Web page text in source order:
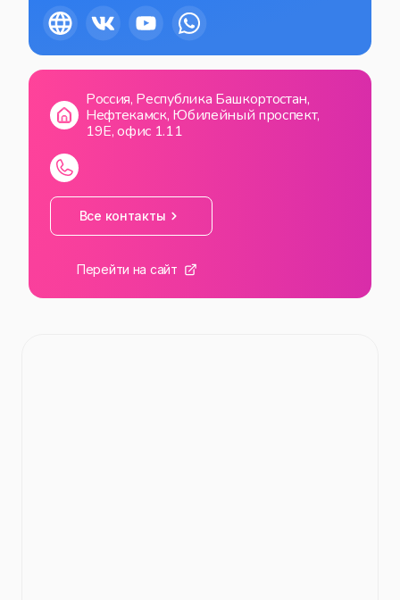
Россия, Республика Башкортостан,
Нефтекамск, Юбилейный проспект,
19Е, офис 1.11
Все контакты
Перейти на сайт